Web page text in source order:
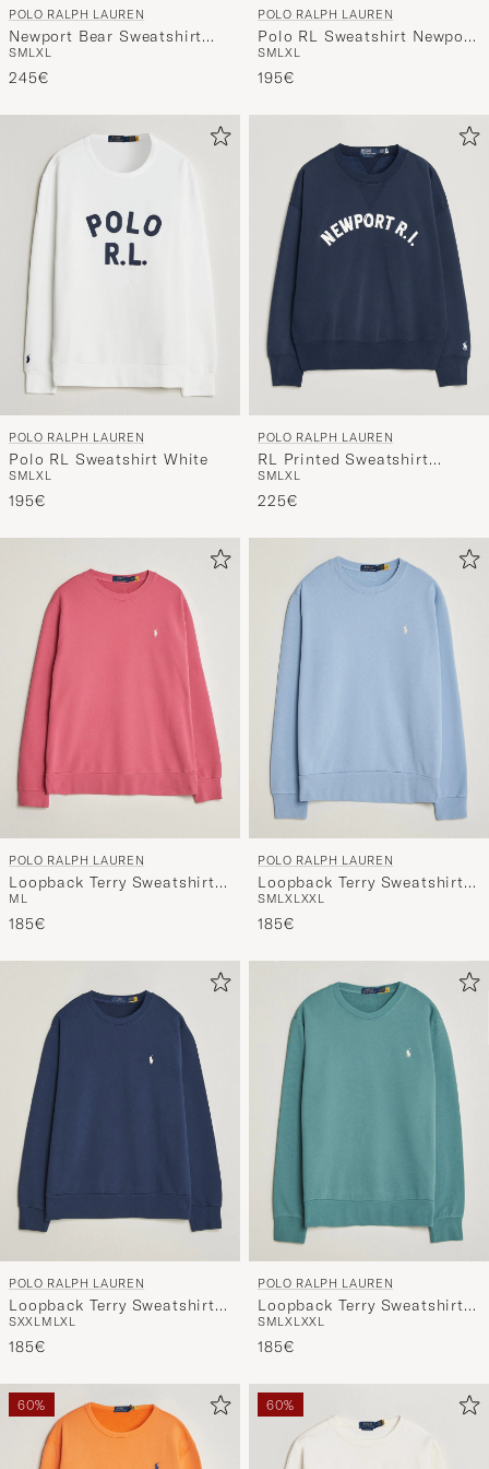
Auswahl,
Stil
POLO RALPH LAUREN
Newport Bear Sweatshirt
Office Blue
SMLXL
245€
POLO RALPH LAUREN
Polo RL Sweatshirt Newport
Navy
SMLXL
195€
POLO RALPH LAUREN
Polo RL Sweatshirt White
SMLXL
195€
POLO RALPH LAUREN
RL Printed Sweatshirt
Newport Navy
SMLXL
225€
POLO RALPH LAUREN
Loopback Terry Sweatshirt
Terrance Pink
M L
185€
POLO RALPH LAUREN
Loopback Terry Sweatshirt
Chambray Blue
SMLXLXXL
185€
POLO RALPH LAUREN
Loopback Terry Sweatshirt
Cruise Navy
SXXLM LXL
185€
POLO RALPH LAUREN
Loopback Terry Sweatshirt
Greenscape
SMLXLXXL
185€
60% 60%